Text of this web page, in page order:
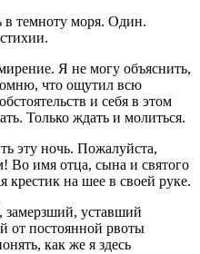
в темноту моря. Один.
Я не могу объяснить,
что ощутил всю
и себя в этом
Только ждать и молиться.
эту ночь. Пожалуйста,
Во имя отца, сына и святого
крестик на шее в своей руке.
уставший
от постоянной рвоты
как же я здесь